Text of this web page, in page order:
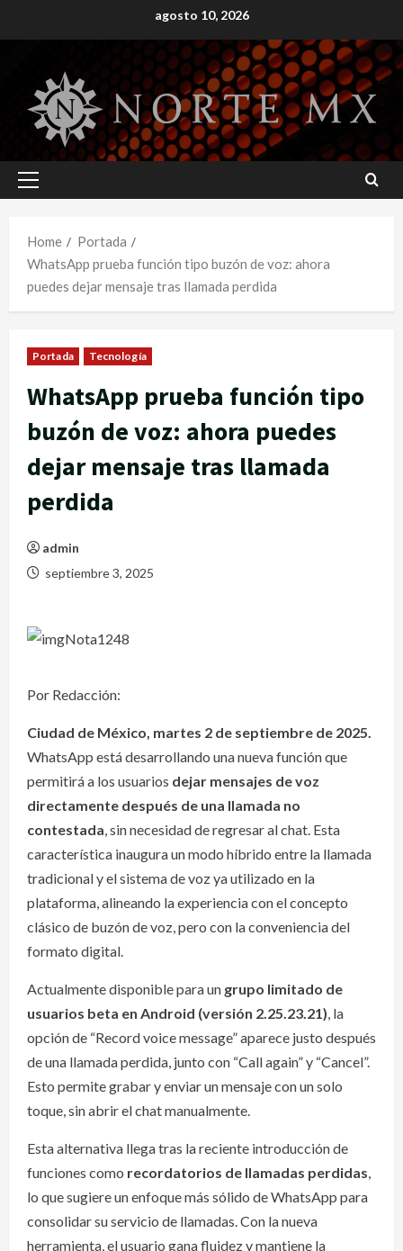
to
agosto 10, 2026
Primary
Home
Portada
WhatsApp prueba función tipo buzón de voz: ahora
puedes dejar mensaje tras llamada perdida
Portada Tecnología
WhatsApp prueba función tipo
buzón de voz: ahora puedes
dejar mensaje tras llamada
perdida
admin
septiembre 3, 2025
Por Redacción:
Ciudad de México, martes 2 de septiembre de 2025.
WhatsApp está desarrollando una nueva función que
permitirá a los usuarios dejar mensajes de voz
directamente después de una llamada no
contestada, sin necesidad de regresar al chat. Esta
característica inaugura un modo híbrido entre la llamada
tradicional y el sistema de voz ya utilizado en la
plataforma, alineando la experiencia con el concepto
clásico de buzón de voz, pero con la conveniencia del
formato digital.
Actualmente disponible para un grupo limitado de
usuarios beta en Android (versión 2.25.23.21), la
opción de “Record voice message” aparece justo después
de una llamada perdida, junto con “Call again” y “Cancel”.
Esto permite grabar y enviar un mensaje con un solo
toque, sin abrir el chat manualmente.
Esta alternativa llega tras la reciente introducción de
funciones como recordatorios de llamadas perdidas,
lo que sugiere un enfoque más sólido de WhatsApp para
consolidar su servicio de llamadas. Con la nueva
herramienta, el usuario gana fluidez y mantiene la